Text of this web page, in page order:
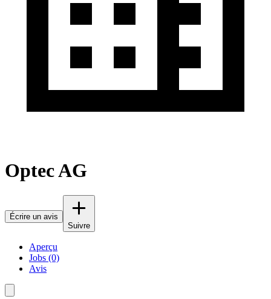
Optec AG
Écrire un avis
Suivre
Aperçu
Jobs (0)
Avis